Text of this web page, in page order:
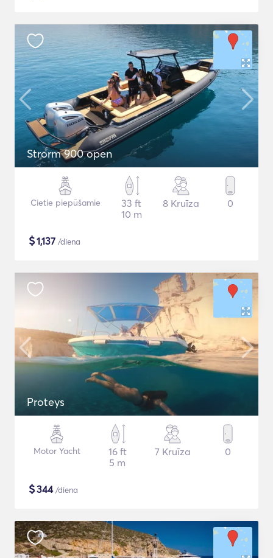
Strorm 900 open
Cietie piepūšamie
33 ft
10 m
8 Kruīza 0
$1,137 /diena
Proteys
Motor Yacht
16 ft
5 m
7 Kruīza 0
$344/diena